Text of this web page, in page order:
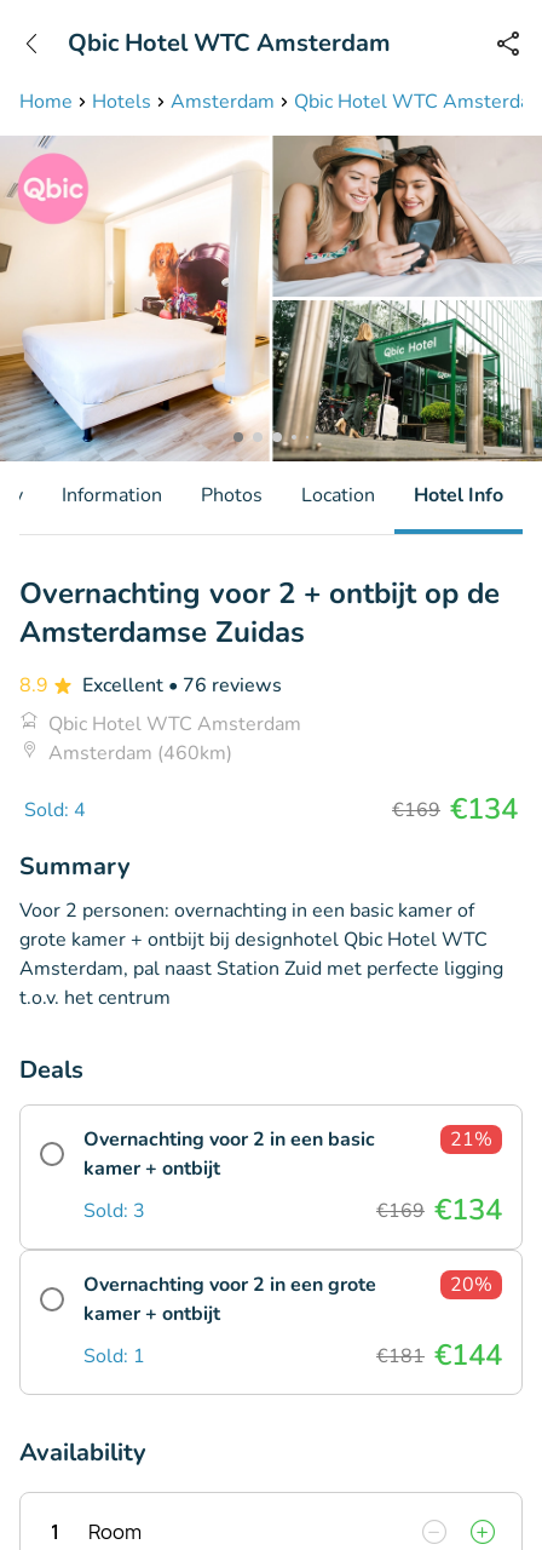
Available until 23:00
Home Hotels Amsterdam Qbic Hotel WTC
Qbic Hotel WTC Amsterdam
Information Photos Location Hotel Info
Overnachting voor 2 + ontbijt op de
Amsterdamse Zuidas
8.9 Excellent • 76 reviews
Qbic Hotel WTC Amsterdam
Amsterdam (460km)
Sold: 4 €169 €134
Summary
Voor 2 personen: overnachting in een basic kamer of
grote kamer + ontbijt bij designhotel Qbic Hotel WTC
Amsterdam, pal naast Station Zuid met perfecte ligging
t.o.v. het centrum
Deals
Overnachting voor 2 in een basic
kamer + ontbijt
21%
Sold: 3 €169 €134
Overnachting voor 2 in een grote
kamer + ontbijt
20%
Sold: 1 €181 €144
Availability
1 Room